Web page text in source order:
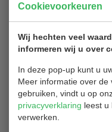
Cookievoorkeuren
Wij hechten veel
informeren wij u over
In deze pop-up kunt u
Meer informatie over de
gebruiken, vindt u op
privacyverklaring leest u
verwerken.
11/08/2024
De Pro Challenge zal dit
oktober: de super
teams het opnemen
de Clubkampioen
Een mooie battle, met
Noteer vast dat de